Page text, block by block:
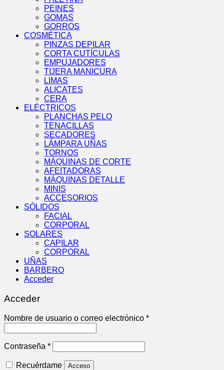
PEINES
GOMAS
GORROS
COSMÉTICA
PINZAS DEPILAR
CORTA CUTÍCULAS
EMPUJADORES
TIJERA MANICURA
LIMAS
ALICATES
CERA
ELÉCTRICOS
PLANCHAS PELO
TENACILLAS
SECADORES
LÁMPARA UÑAS
TORNOS
MÁQUINAS DE CORTE
AFEITADORAS
MÁQUINAS DETALLE
MINIS
ACCESORIOS
SÓLIDOS
FACIAL
CORPORAL
SOLARES
CAPILAR
CORPORAL
UÑAS
BARBERO
Acceder
Acceder
Nombre de usuario o correo electrónico *Obligatorio
Contraseña *Obligatorio
Recuérdame Acceso